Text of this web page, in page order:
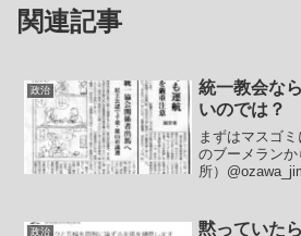
関連記事
政治
統一教会な
いのでは？
まずはマスゴ
のブーメラン
所）
自民党を通じ
政治
黙っていた